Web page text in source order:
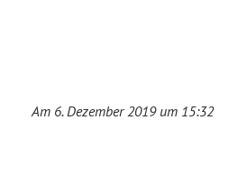
Am 6. Dezember 2019 um 15:32